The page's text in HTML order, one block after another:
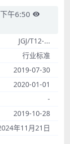
午6:50
JGJ/T12-...
行业标准
2019-07-30
2020-01-01
-
2019-10-28
年11月21日